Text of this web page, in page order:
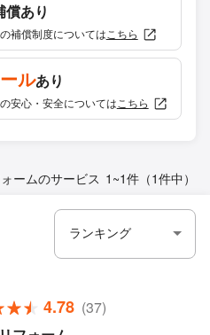
償あり
補償制度については こちら
ルあり
安心・安全については こちら
ームのサービス 1~1件（1件中）
4.78 (37)